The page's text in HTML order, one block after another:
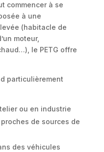
commencer à se
à une
(habitacle de
moteur,
le PETG offre
particulièrement
ou en industrie
de sources de
des véhicules